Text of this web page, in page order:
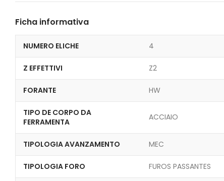
Ficha informativa
NUMERO ELICHE 4
Z EFFETTIVI Z2
FORANTE HW
TIPO DE CORPO DA
FERRAMENTA
ACCIAIO
TIPOLOGIA AVANZAMENTO MEC
TIPOLOGIA FORO FUROS PASSANTES